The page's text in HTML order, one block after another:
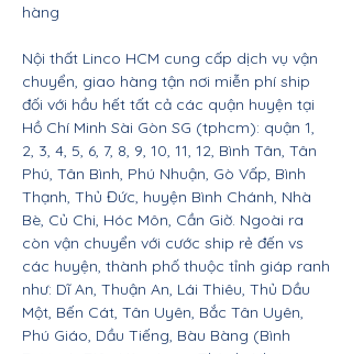
hàng
Nội thất Linco HCM cung cấp dịch vụ vận
chuyển, giao hàng tận nơi miễn phí ship
đối với hầu hết tất cả các quận huyện tại
Hồ Chí Minh Sài Gòn SG (tphcm): quận 1,
2, 3, 4, 5, 6, 7, 8, 9, 10, 11, 12, Bình Tân, Tân
Phú, Tân Bình, Phú Nhuận, Gò Vấp, Bình
Thạnh, Thủ Đức, huyện Bình Chánh, Nhà
Bè, Củ Chi, Hóc Môn, Cần Giờ. Ngoài ra
còn vận chuyển với cước ship rẻ đến vs
các huyện, thành phố thuộc tỉnh giáp ranh
như: Dĩ An, Thuận An, Lái Thiêu, Thủ Dầu
Một, Bến Cát, Tân Uyên, Bắc Tân Uyên,
Phú Giáo, Dầu Tiếng, Bàu Bàng (Bình